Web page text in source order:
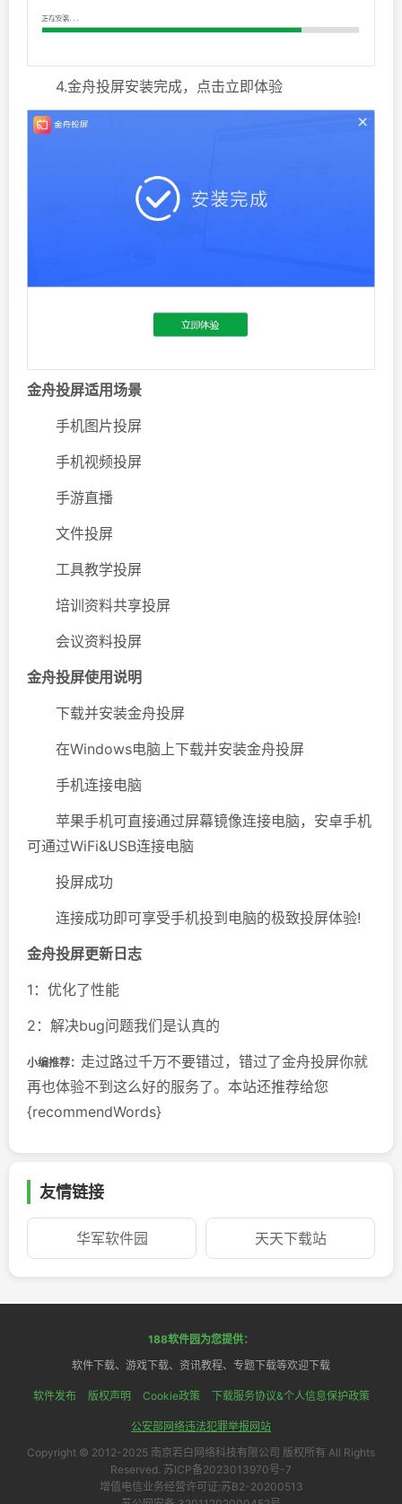
4.金舟投屏安装完成，点击立即体验
金舟投屏适用场景
手机图片投屏
手机视频投屏
手游直播
文件投屏
工具教学投屏
培训资料共享投屏
会议资料投屏
金舟投屏使用说明
下载并安装金舟投屏
在Windows电脑上下载并安装金舟投屏
手机连接电脑
苹果手机可直接通过屏幕镜像连接电脑，安卓手机
可通过WiFi&USB连接电脑
投屏成功
连接成功即可享受手机投到电脑的极致投屏体验!
金舟投屏更新日志
1：优化了性能
2：解决bug问题我们是认真的
小编推荐： 走过路过千万不要错过，错过了金舟投屏你就
再也体验不到这么好的服务了。本站还推荐给您
{recommendWords}
友情链接
华军软件园 天天下载站
188软件园为您提供：
软件下载、游戏下载、资讯教程、专题下载等欢迎下载
软件发布 版权声明 Cookie政策 下载服务协议&个人信息保护政策
公安部网络违法犯罪举报网站
Copyright © 2012-2025 南京若白网络科技有限公司 版权所有 All Rights
Reserved. 苏ICP备2023013970号-7
增值电信业务经营许可证:苏B2-20200513